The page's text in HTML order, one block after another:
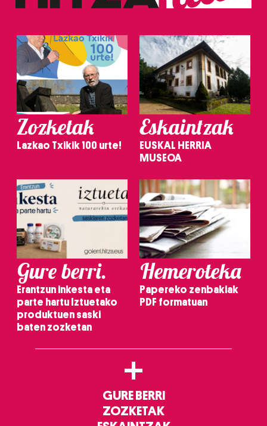
Zozketak
Lazkao Txikik 100 urte!
Eskaintzak
EUSKAL HERRIA
MUSEOA
Gure berri.
Erantzun inkesta eta
parte hartu Iztuetako
produktuen saski
baten zozketan
Hemeroteka
Papereko zenbakiak
PDF formatuan
+
GURE BERRI
ZOZKETAK